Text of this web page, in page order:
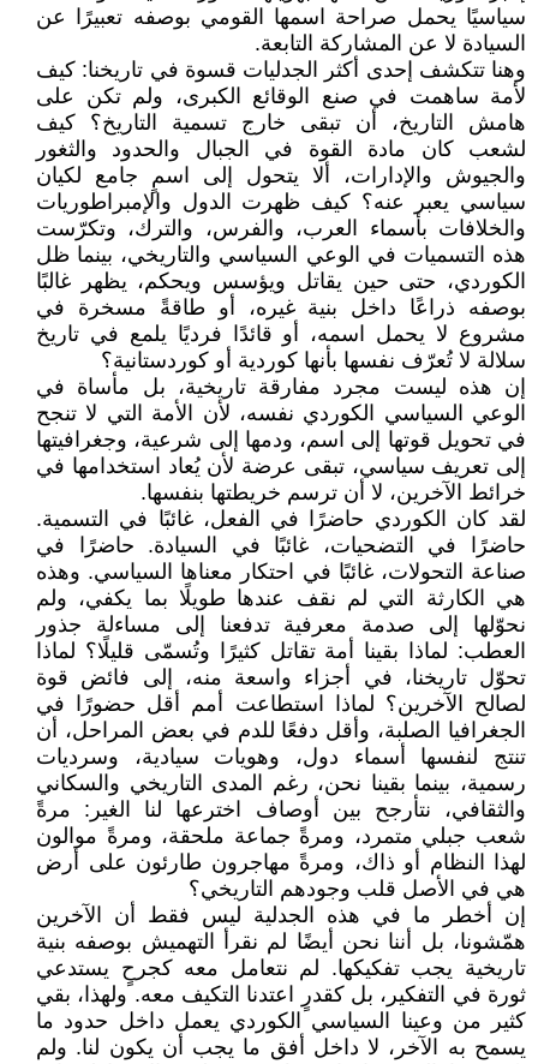
سياسيًا يحمل صراحة اسمها القومي بوصفه تعبيرًا عن
السيادة لا عن المشاركة التابعة.
وهنا تتكشف إحدى أكثر الجدليات قسوة في تاريخنا: كيف
لأمة ساهمت في صنع الوقائع الكبرى، ولم تكن على
هامش التاريخ، أن تبقى خارج تسمية التاريخ؟ كيف
لشعب كان مادة القوة في الجبال والحدود والثغور
والجيوش والإدارات، ألا يتحول إلى اسمٍ جامع لكيان
سياسي يعبر عنه؟ كيف ظهرت الدول والإمبراطوريات
والخلافات بأسماء العرب، والفرس، والترك، وتكرّست
هذه التسميات في الوعي السياسي والتاريخي، بينما ظل
الكوردي، حتى حين يقاتل ويؤسس ويحكم، يظهر غالبًا
بوصفه ذراعًا داخل بنية غيره، أو طاقةً مسخرة في
مشروع لا يحمل اسمه، أو قائدًا فرديًا يلمع في تاريخ
سلالة لا تُعرّف نفسها بأنها كوردية أو كوردستانية؟
إن هذه ليست مجرد مفارقة تاريخية، بل مأساة في
الوعي السياسي الكوردي نفسه، لأن الأمة التي لا تنجح
في تحويل قوتها إلى اسم، ودمها إلى شرعية، وجغرافيتها
إلى تعريف سياسي، تبقى عرضة لأن يُعاد استخدامها في
خرائط الآخرين، لا أن ترسم خريطتها بنفسها.
لقد كان الكوردي حاضرًا في الفعل، غائبًا في التسمية.
حاضرًا في التضحيات، غائبًا في السيادة. حاضرًا في
صناعة التحولات، غائبًا في احتكار معناها السياسي. وهذه
هي الكارثة التي لم نقف عندها طويلًا بما يكفي، ولم
نحوّلها إلى صدمة معرفية تدفعنا إلى مساءلة جذور
العطب: لماذا بقينا أمة تقاتل كثيرًا وتُسمّى قليلًا؟ لماذا
تحوّل تاريخنا، في أجزاء واسعة منه، إلى فائض قوة
لصالح الآخرين؟ لماذا استطاعت أمم أقل حضورًا في
الجغرافيا الصلبة، وأقل دفعًا للدم في بعض المراحل، أن
تنتج لنفسها أسماء دول، وهويات سيادية، وسرديات
رسمية، بينما بقينا نحن، رغم المدى التاريخي والسكاني
والثقافي، نتأرجح بين أوصاف اخترعها لنا الغير: مرةً
شعب جبلي متمرد، ومرةً جماعة ملحقة، ومرةً موالون
لهذا النظام أو ذاك، ومرةً مهاجرون طارئون على أرض
هي في الأصل قلب وجودهم التاريخي؟
إن أخطر ما في هذه الجدلية ليس فقط أن الآخرين
همّشونا، بل أننا نحن أيضًا لم نقرأ التهميش بوصفه بنية
تاريخية يجب تفكيكها. لم نتعامل معه كجرحٍ يستدعي
ثورة في التفكير، بل كقدرٍ اعتدنا التكيف معه. ولهذا، بقي
كثير من وعينا السياسي الكوردي يعمل داخل حدود ما
يسمح به الآخر، لا داخل أفق ما يجب أن يكون لنا. ولم